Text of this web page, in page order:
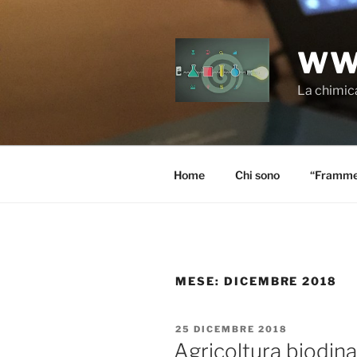
La
Home Chi sono
MESE: DICEMBRE 2018
PUBBLICATO
IL
25 DICEMBRE 2018
Agricoltura